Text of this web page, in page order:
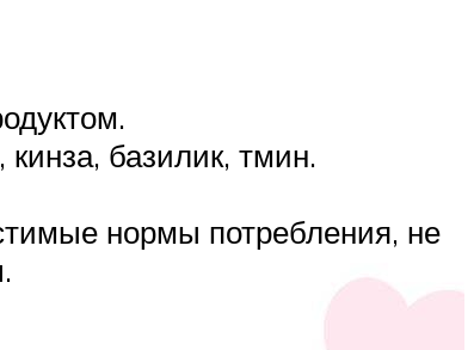
базилик, тмин.
нормы потребления, не